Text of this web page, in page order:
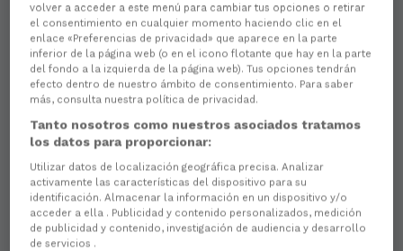
volver a acceder a este menú para cambiar tus opciones o retirar
el consentimiento en cualquier momento haciendo clic en el
enlace «Preferencias de privacidad» que aparece en la parte
inferior de la página web (o en el icono flotante que hay en la parte
del fondo a la izquierda de la página web). Tus opciones tendrán
efecto dentro de nuestro ámbito de consentimiento. Para saber
más, consulta nuestra política de privacidad.
Tanto nosotros como nuestros asociados tratamos
los datos para proporcionar:
Utilizar datos de localización geográfica precisa. Analizar
activamente las características del dispositivo para su
identificación. Almacenar la información en un dispositivo y/o
acceder a ella . Publicidad y contenido personalizados, medición
de publicidad y contenido, investigación de audiencia y desarrollo
de servicios .